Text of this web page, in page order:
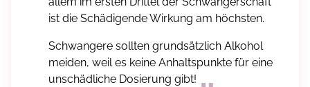
ist die Schädigende Wirkung am höchsten.
Schwangere sollten grundsätzlich Alkohol
meiden, weil es keine Anhaltspunkte für eine
unschädliche Dosierung gibt!